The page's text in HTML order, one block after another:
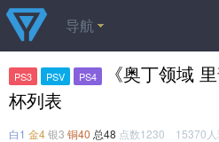
导航
PS3 PSV PS4
《奥丁领域
杯列表
白1 金4银3 铜40 总48 点数1230 15370